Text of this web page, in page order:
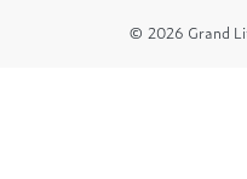
© 2026 Grand